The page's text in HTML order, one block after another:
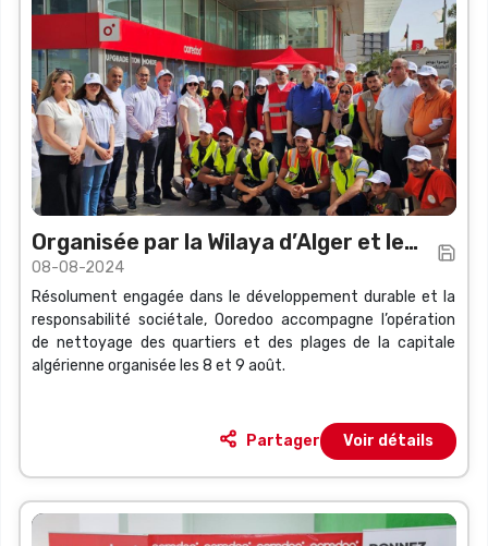
Organisée par la Wilaya d’Alger et le
Sustainable Economy Forum (SEF)
08-08-2024
Résolument engagée dans le développement durable et la
responsabilité sociétale, Ooredoo accompagne l’opération
de nettoyage des quartiers et des plages de la capitale
algérienne organisée les 8 et 9 août.
Partager Voir détails